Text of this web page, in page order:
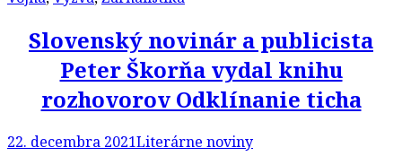
Slovenský novinár a publicista
Peter Škorňa vydal knihu
rozhovorov Odklínanie ticha
22. decembra 2021Literárne noviny